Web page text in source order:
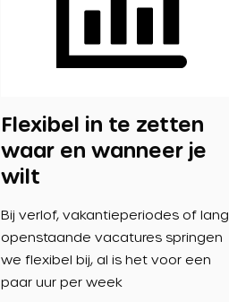
Flexibel in te zetten
waar en wanneer je
wilt
Bij verlof, vakantieperiodes of lang
openstaande vacatures springen
we flexibel bij, al is het voor een
paar uur per week